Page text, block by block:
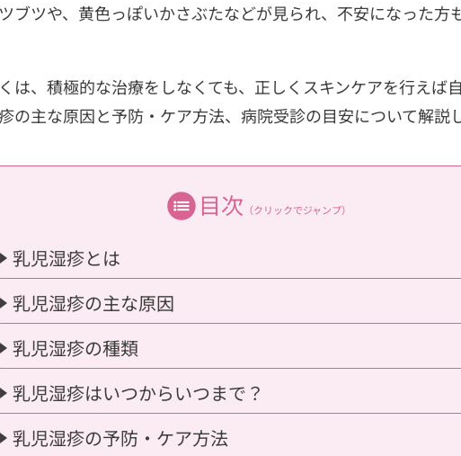
ブツや、黄色っぽいかさぶたなどが見られ、不安になった方
は、積極的な治療をしなくても、正しくスキンケアを行えば
の主な原因と予防・ケア方法、病院受診の目安について解説
目次 （クリックでジャンプ）
乳児湿疹とは
乳児湿疹の主な原因
乳児湿疹の種類
乳児湿疹はいつからいつまで？
乳児湿疹の予防・ケア方法